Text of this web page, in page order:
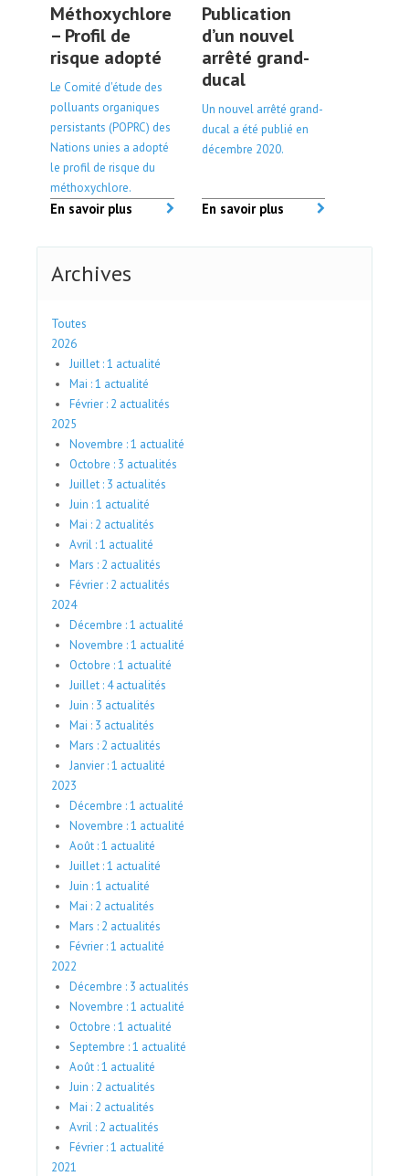
Méthoxychlore
– Profil de
risque adopté
Le Comité d'étude des
polluants organiques
persistants (POPRC) des
Nations unies a adopté
le profil de risque du
méthoxychlore.
En savoir plus
Publication
d’un nouvel
arrêté grand-
ducal
Un nouvel arrêté grand-
ducal a été publié en
décembre 2020.
En savoir plus
Archives
Toutes
2026
Juillet : 1 actualité
Mai : 1 actualité
Février : 2 actualités
2025
Novembre : 1 actualité
Octobre : 3 actualités
Juillet : 3 actualités
Juin : 1 actualité
Mai : 2 actualités
Avril : 1 actualité
Mars : 2 actualités
Février : 2 actualités
2024
Décembre : 1 actualité
Novembre : 1 actualité
Octobre : 1 actualité
Juillet : 4 actualités
Juin : 3 actualités
Mai : 3 actualités
Mars : 2 actualités
Janvier : 1 actualité
2023
Décembre : 1 actualité
Novembre : 1 actualité
Août : 1 actualité
Juillet : 1 actualité
Juin : 1 actualité
Mai : 2 actualités
Mars : 2 actualités
Février : 1 actualité
2022
Décembre : 3 actualités
Novembre : 1 actualité
Octobre : 1 actualité
Septembre : 1 actualité
Août : 1 actualité
Juin : 2 actualités
Mai : 2 actualités
Avril : 2 actualités
Février : 1 actualité
2021